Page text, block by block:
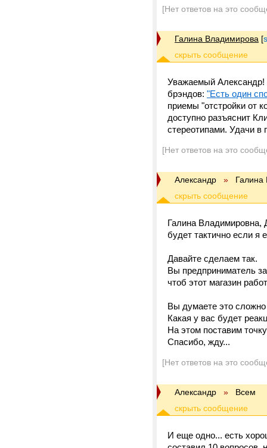
[Нет ответов на это
Галина Владимирова [
Уважаемый Александр!
брэндов: "Есть один
приемы "отстройки от
доступно разъяснит
стереотипами. Удачи в
[Нет ответов на это
Александр » Галина
Галина Владимировна,
будет тактично если я
Давайте сделаем так.
Вы предприниматель
чтоб этот магазин
Вы думаете это сложно
Какая у вас будет
На этом поставим
Спасибо, жду...
[Нет ответов на это
Александр » Всем
И еще одно... есть